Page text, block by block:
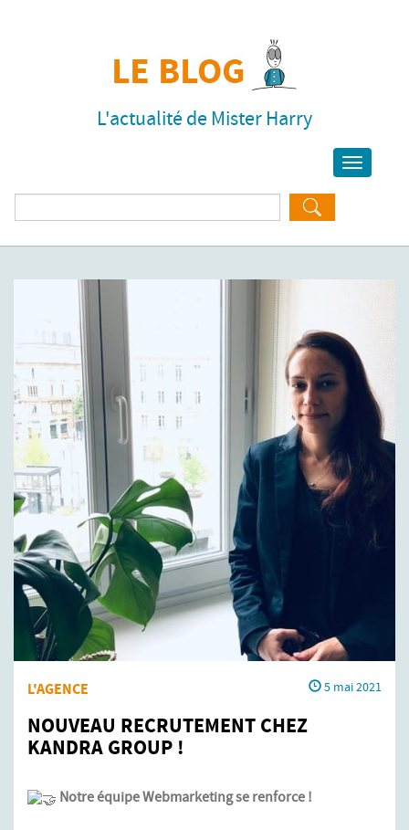
L'actualité de Mister Harry
Toggle
Rechercher :
L'AGENCE 5 mai 2021
NOUVEAU RECRUTEMENT CHEZ
KANDRA GROUP !
Notre équipe Webmarketing se renforce !